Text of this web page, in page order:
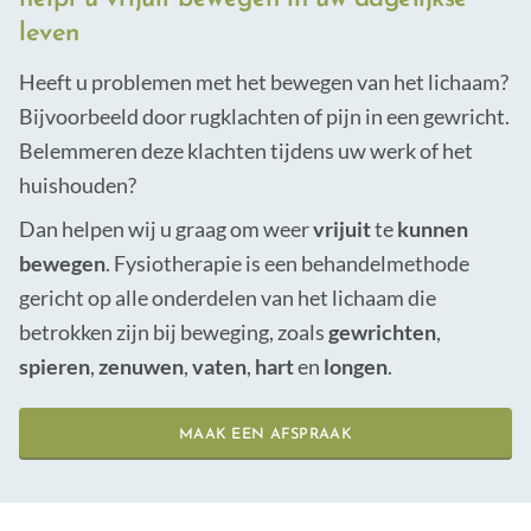
Dry-needling & medical taping
Psychosomatische begeleiding
Conditieopbouw & small group training
Arbeids- & bedrijfsfysiotherapie
Sport- & ontspanningsmassage
Samenwerken met
Werken bij
leven
Heeft u problemen met het bewegen van het lichaam?
Bijvoorbeeld door rugklachten of pijn in een gewricht.
Belemmeren deze klachten tijdens uw werk of het
huishouden?
Dan helpen wij u graag om weervrijuittekunnen
bewegen. Fysiotherapie is een behandelmethode
gericht op alle onderdelen van het lichaam die
betrokken zijn bij beweging, zoalsgewrichten,
spieren,zenuwen,vaten, harten longen.
MAAK EEN AFSPRAAK